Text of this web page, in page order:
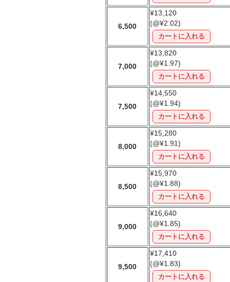
6,500
¥13,120
(@¥2.02)
7,000
¥13,820
(@¥1.97)
7,500
¥14,550
(@¥1.94)
8,000
¥15,280
(@¥1.91)
8,500
¥15,970
(@¥1.88)
9,000
¥16,640
(@¥1.85)
9,500
¥17,410
(@¥1.83)